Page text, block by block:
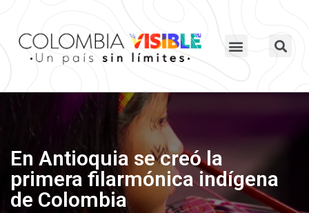
En Antioquia se creó la
primera filarmónica indígena
de Colombia